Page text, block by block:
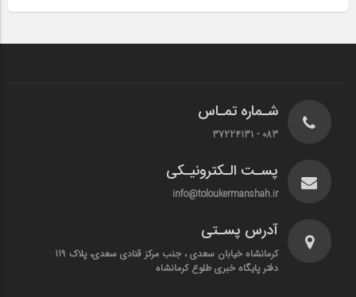
شـماره تمـاس
083 - 37224131
پسـت الـکترونیـکی
info@toloukermanshah.ir
آدرس پسـتی
کرمانشاه خیابان سعدی ، جنب مرکز قنادی سعدی، پلاک 119
دفتر پایگاه خبری طلوع کرمانشاه